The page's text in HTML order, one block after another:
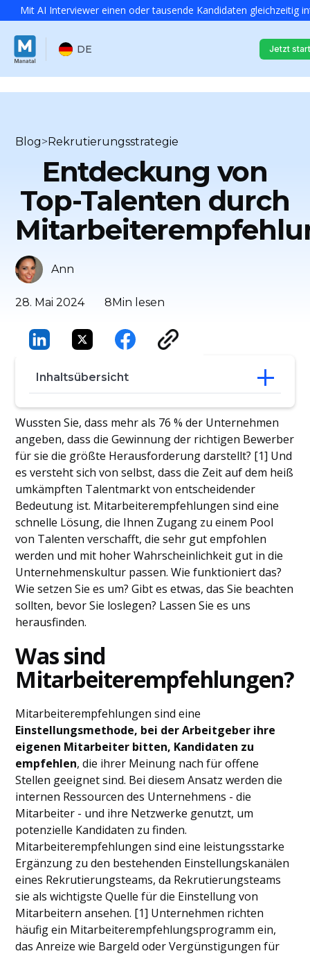
Mit AI Interviewer einen oder tausende Kandidaten gleichzeitig
DE Jetzt
Blog>Rekrutierungsstrategie
Entdeckung von
Top-Talenten durch
28. Mai 2024 8Min lesen
Ann
Inhaltsübersicht
Was sind Mitarbeiterempfehlungen?
Wie man Mitarbeiterempfehlungen
umsetzt
Vorteile von Mitarbeiterempfehlungen
Was ist bei der Rekrutierung über
Mitarbeiterempfehlungen zu beachten?
Alles unter einen Hut bringen
Wussten Sie, dass mehr als 76 % der Unternehmen
angeben, dass die Gewinnung der richtigen Bewerber
für sie die größte Herausforderung darstellt? [1] Und
es versteht sich von selbst, dass die Zeit auf dem heiß
umkämpften Talentmarkt von entscheidender
Bedeutung ist. Mitarbeiterempfehlungen sind eine
schnelle Lösung, die Ihnen Zugang zu einem Pool
von Talenten verschafft, die sehr gut empfohlen
werden und mit hoher Wahrscheinlichkeit gut in die
Unternehmenskultur passen. Wie funktioniert das?
Wie setzen Sie es um? Gibt es etwas, das Sie beachten
sollten, bevor Sie loslegen? Lassen Sie es uns
herausfinden.
Was sind
Mitarbeiterempfehlungen?
Mitarbeiterempfehlungen sind eine
Einstellungsmethode, bei der Arbeitgeber ihre
eigenen Mitarbeiter bitten, Kandidaten zu
empfehlen, die ihrer Meinung nach für offene
Stellen geeignet sind. Bei diesem Ansatz werden die
internen Ressourcen des Unternehmens - die
Mitarbeiter - und ihre Netzwerke genutzt, um
potenzielle Kandidaten zu finden.
Mitarbeiterempfehlungen sind eine leistungsstarke
Ergänzung zu den bestehenden Einstellungskanälen
eines Rekrutierungsteams, da Rekrutierungsteams
sie als wichtigste Quelle für die Einstellung von
Mitarbeitern ansehen. [1] Unternehmen richten
häufig ein Mitarbeiterempfehlungsprogramm ein,
das Anreize wie Bargeld oder Vergünstigungen für